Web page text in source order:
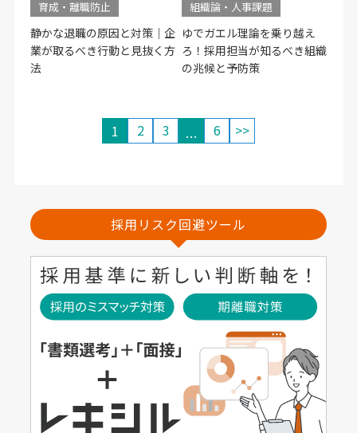
育成・離職防止
静かな退職の原因と対策｜企
業が取るべき行動と見抜く方
法
組織論・人事課題
ゆでガエル理論を乗り越え
ろ！採用担当が知るべき組織
の兆候と予防策
1 2 3 … 6 >>
採用リスク回避ツール